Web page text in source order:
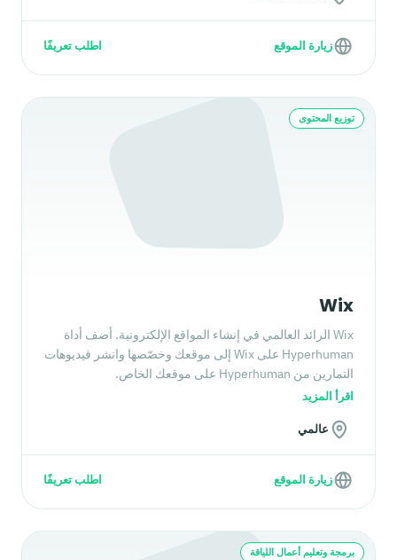
زيارة الموقع اطلب تعريفًا
توزيع المحتوى
Wix
Wix الرائد العالمي في إنشاء المواقع الإلكترونية. أضف أداة
Hyperhuman على Wix إلى موقعك وخصّصها وانشر فيديوهات
التمارين من Hyperhuman على موقعك الخاص.
اقرأ المزيد
عالمي
زيارة الموقع اطلب تعريفًا
برمجة وتعليم أعمال اللياقة